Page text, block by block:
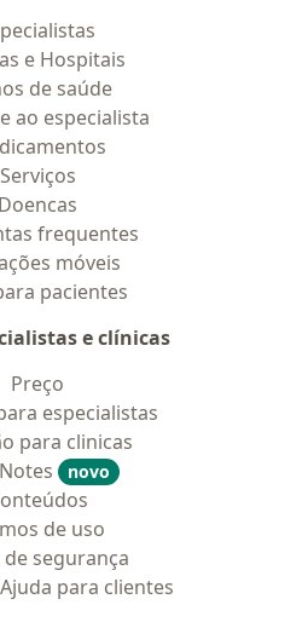
e Hospitais
de saúde
ao especialista
Serviços
Doencas
frequentes
móveis
pacientes
e clínicas
Preço
especialistas
para clinicas
novo
de uso
segurança
para clientes